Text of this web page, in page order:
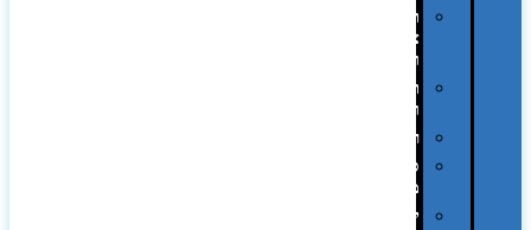
תיקי
ומכתביות
תערוכות
וכנסים
רמקולים
סוכריות
ממותגות
יודאיקה